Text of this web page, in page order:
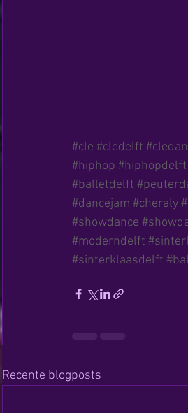
#cle #cledelft
#hiphop #hiphopdelft
#balletdelft
#dancejam #cheraly
#showdance
#moderndelft
#sinterklaasdelft
Recente blogposts